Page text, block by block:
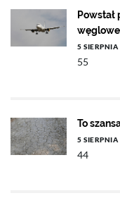
5
55
To
5
44